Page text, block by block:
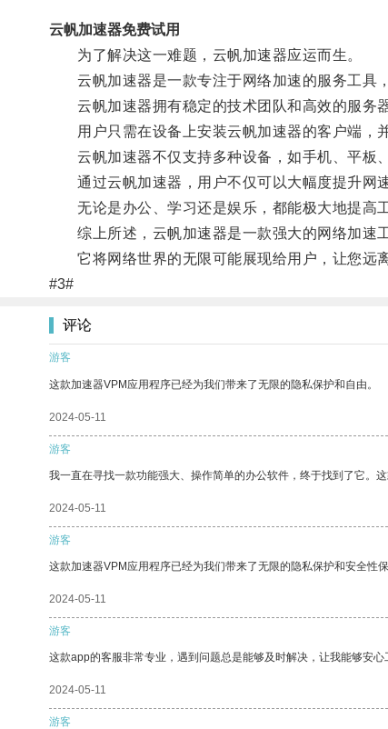
云帆加速器免费试用
为了解决这一难题，云帆加速器应运而生。
云帆加速器是一款专注于网络加速的服务工具，
云帆加速器拥有稳定的技术团队和高效的服务器
用户只需在设备上安装云帆加速器的客户端，并
云帆加速器不仅支持多种设备，如手机、平板、
通过云帆加速器，用户不仅可以大幅度提升网速
无论是办公、学习还是娱乐，都能极大地提高工
综上所述，云帆加速器是一款强大的网络加速工
它将网络世界的无限可能展现给用户，让您远离
#3#
评论
游客
这款加速器VPM应用程序已经为我们带来了无限的隐私保护和自由。
2024-05-11
游客
我一直在寻找一款功能强大、操作简单的办公软件，终于找到了它。
2024-05-11
游客
这款加速器VPM应用程序已经为我们带来了无限的隐私保护和安全性保
2024-05-11
游客
这款app的客服非常专业，遇到问题总是能够及时解决，让我能够安心
2024-05-11
游客